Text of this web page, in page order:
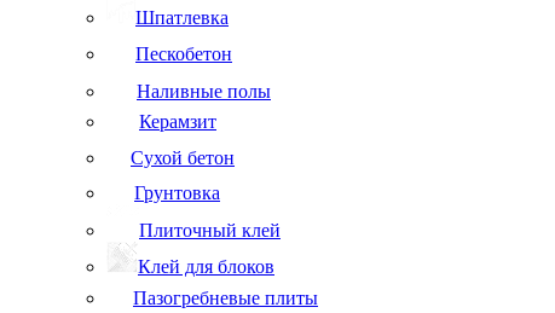
Шпатлевка
Пескобетон
Наливные полы
Керамзит
Сухой бетон
Грунтовка
Плиточный клей
Клей для блоков
Пазогребневые плиты